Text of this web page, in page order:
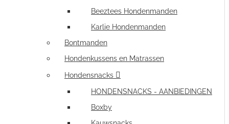
Beeztees Hondenmanden
Karlie Hondenmanden
Bontmanden
Hondenkussens en Matrassen
Hondensnacks
HONDENSNACKS - AANBIEDINGEN
Boxby